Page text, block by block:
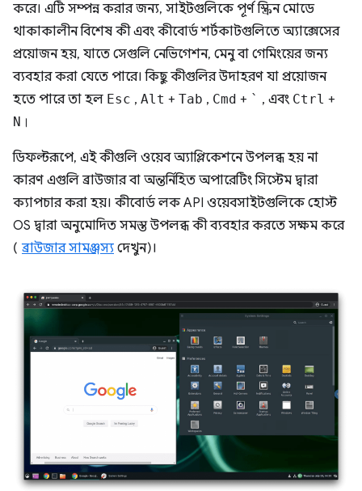
করে। এটি সম্পন্ন করার জন্য, সাইটগুলিকে পূর্ণ স্ক্রিন মোডে
থাকাকালীন বিশেষ কী এবং কীবোর্ড শর্টকাটগুলিতে অ্যাক্সেসের
প্রয়োজন হয়, যাতে সেগুলি নেভিগেশন, মেনু বা গেমিংয়ের জন্য
ব্যবহার করা যেতে পারে। কিছু কীগুলির উদাহরণ যা প্রয়োজন
হতে পারে তা হল Esc , Alt + Tab , Cmd + ` , এবং Ctrl +
N।
ডিফল্টরূপে, এই কীগুলি ওয়েব অ্যাপ্লিকেশনে উপলব্ধ হয় না
কারণ এগুলি ব্রাউজার বা অন্তর্নিহিত অপারেটিং সিস্টেম দ্বারা
ক্যাপচার করা হয়। কীবোর্ড লক API ওয়েবসাইটগুলিকে হোস্ট
OS দ্বারা অনুমোদিত সমস্ত উপলব্ধ কী ব্যবহার করতে সক্ষম করে
( ব্রাউজার সামঞ্জস্য দেখুন)।